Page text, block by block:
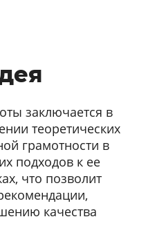
заключается в
теоретических
грамотности в
подходов к ее
что позволит
качества